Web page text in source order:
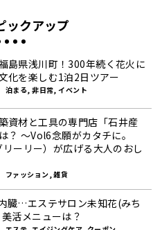
ックアップ
島県浅川町！300年続く花火に
化を楽しむ1泊2日ツアー
泊まる, 非日常, イベント
資材と工具の専門店「石井産
？ ～Vol6念願がカタチに。
リーリー）が広げる大人のおし
ファッション, 雑貨
臓…エステサロン未知花(みち
活メニューは？